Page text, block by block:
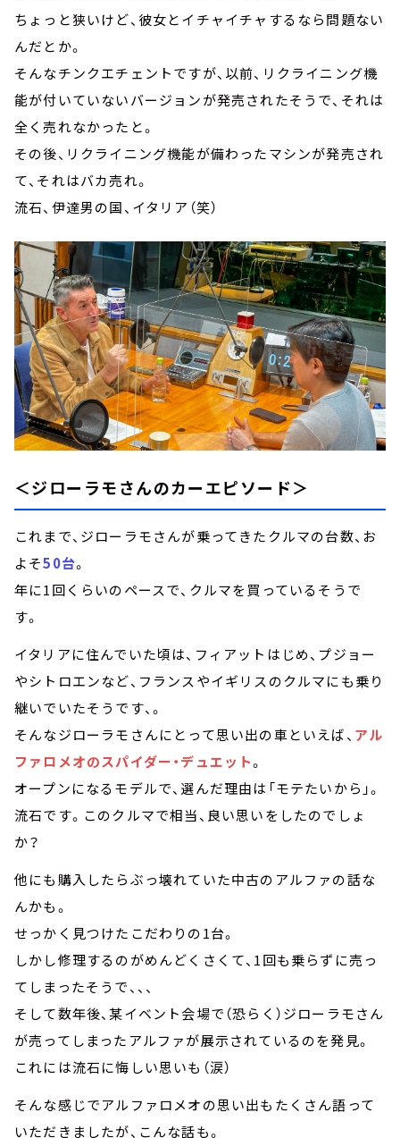
ちょっと狭いけど、彼女とイチャイチャするなら問題ない
んだとか。
そんなチンクエチェントですが、以前、リクライニング機
能が付いていないバージョンが発売されたそうで、それは
全く売れなかったと。
その後、リクライニング機能が備わったマシンが発売され
て、それはバカ売れ。
流石、伊達男の国、イタリア（笑）
＜ジローラモさんのカーエピソード＞
これまで、ジローラモさんが乗ってきたクルマの台数、お
よそ50台。
年に1回くらいのペースで、クルマを買っているそうで
す。
イタリアに住んでいた頃は、フィアットはじめ、プジョー
やシトロエンなど、フランスやイギリスのクルマにも乗り
継いでいたそうです、。
そんなジローラモさんにとって思い出の車といえば、 アル
ファロメオのスパイダー・デュエット。
オープンになるモデルで、選んだ理由は「モテたいから」。
流石です。このクルマで相当、良い思いをしたのでしょ
か？
他にも購入したらぶっ壊れていた中古のアルファの話な
んかも。
せっかく見つけたこだわりの1台。
しかし修理するのがめんどくさくて、1回も乗らずに売っ
てしまったそうで、、、
そして数年後、某イベント会場で（恐らく）ジローラモさん
が売ってしまったアルファが展示されているのを発見。
これには流石に悔しい思いも（涙）
そんな感じでアルファロメオの思い出もたくさん語って
いただきましたが、こんな話も。